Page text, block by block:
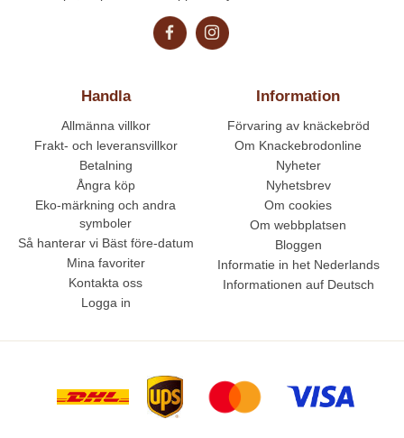
Handla
Allmänna villkor
Frakt- och leveransvillkor
Betalning
Ångra köp
Eko-märkning och andra
symboler
Så hanterar vi Bäst före-datum
Mina favoriter
Kontakta oss
Logga in
Information
Förvaring av knäckebröd
Om Knackebrodonline
Nyheter
Nyhetsbrev
Om cookies
Om webbplatsen
Bloggen
Informatie in het Nederlands
Informationen auf Deutsch